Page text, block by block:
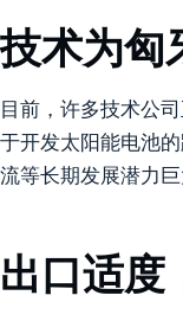
技术为匈
目前，许多技术公
于开发太阳能电池
流等长期发展潜力
出口适度